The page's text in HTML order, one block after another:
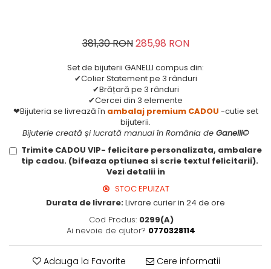
381,30 RON285,98 RON
Set de bijuterii GANELLI compus din:
✔Colier Statement pe 3 rânduri
✔Brățară pe 3 rânduri
✔Cercei din 3 elemente
❤Bijuteria se livrează în ambalaj premium CADOU -cutie set
bijuterii.
Bijuterie creată și lucrată manual în România de Ganelli©
Trimite CADOU VIP- felicitare personalizata, ambalare
tip cadou. (bifeaza optiunea si scrie textul felicitarii).
Vezi detalii in
STOC EPUIZAT
Durata de livrare:Livrare curier in 24 de ore
Cod Produs: 0299(A)
Ai nevoie de ajutor? 0770328114
Adauga la Favorite Cere informatii